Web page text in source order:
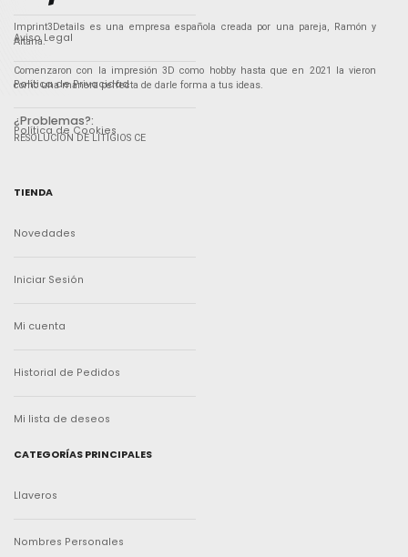
Imprint3Details es una empresa española creada por una pareja, Ramón y
Aitana.
Comenzaron con la impresión 3D como hobby hasta que en 2021 la vieron
como una manera perfecta de darle forma a tus ideas.
¿Problemas?:
RESOLUCIÓN DE LITIGIOS CE
Aviso Legal
Política de Privacidad
Política de Cookies
TIENDA
Novedades
Iniciar Sesión
Mi cuenta
Historial de Pedidos
Mi lista de deseos
CATEGORÍAS PRINCIPALES
Llaveros
Nombres Personales